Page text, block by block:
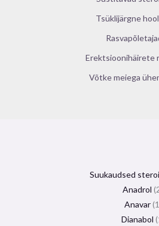
Tsüklijärgne
Erektsioonihäirete
Võtke meiega
Suukaudsed
Anadrol
Anavar 1
Dianabol